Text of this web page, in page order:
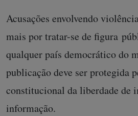
Acusações envolvendo
mais por tratar-se de figura
qualquer país democrático do
publicação deve ser protegida
constitucional da liberdade de
informação.